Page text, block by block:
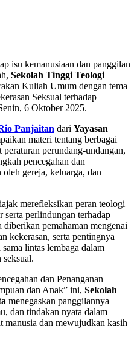
isu kemanusiaan dan panggilan
Sekolah Tinggi Teologi
Kuliah Umum dengan tema
Seksual terhadap
6 Oktober 2025.
Panjaitan dari Yayasan
materi tentang berbagai
perundang-undangan,
pencegahan dan
gereja, keluarga, dan
merefleksikan peran teologi
serta perlindungan terhadap
pemahaman mengenai
kekerasan, serta pentingnya
lintas lembaga dalam
seksual.
dan Penanganan
dan Anak” ini, Sekolah
menegaskan panggilannya
dan tindakan nyata dalam
manusia dan mewujudkan kasih